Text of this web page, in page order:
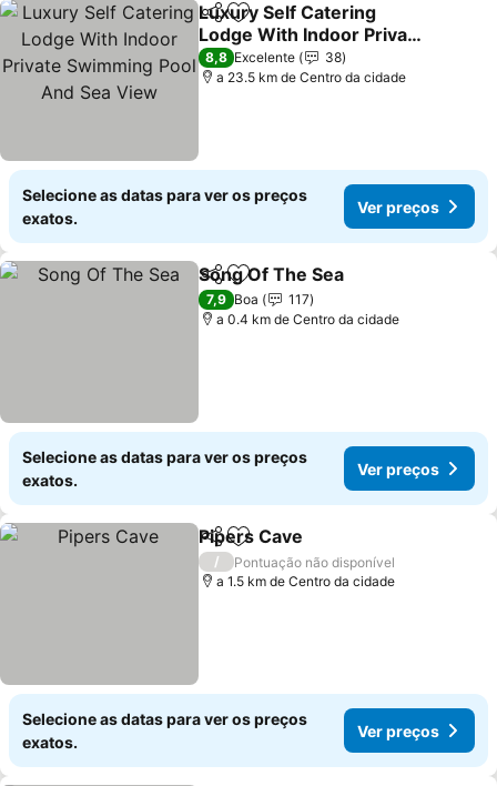
PartilharAdicionar aos favoritos
Luxury Self Catering
Lodge With Indoor Private
Swimming Pool And Sea
View
8,8 Excelente
38
a 23.5 km de Centro da cidade
Selecione as datas para ver os preços
exatos.
Ver preços
PartilharAdicionar aos favoritos
Song Of The Sea
7,9 Boa
117
a 0.4 km de Centro da cidade
Selecione as datas para ver os preços
exatos.
Ver preços
PartilharAdicionar aos favoritos
Pipers Cave
/
Pontuação não disponível
a 1.5 km de Centro da cidade
Selecione as datas para ver os preços
exatos.
Ver preços